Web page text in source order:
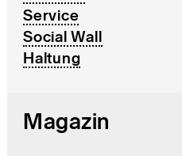
Service
Social Wall
Haltung
Magazin